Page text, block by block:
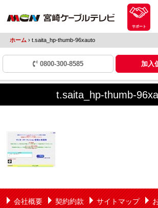
サポート
ホーム ›t.saita_hp-thumb-96xauto
0800-300-8585 加入
t.saita_hp-thumb-
会社概要 契約約款 サイトマップ